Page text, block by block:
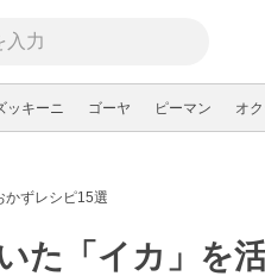
ッキーニ ゴーヤ ピーマン オ
かずレシピ15選
た「イカ」を